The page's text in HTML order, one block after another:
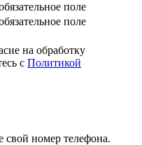
поле
поле
на обработку
с Политикой
свой номер телефона.